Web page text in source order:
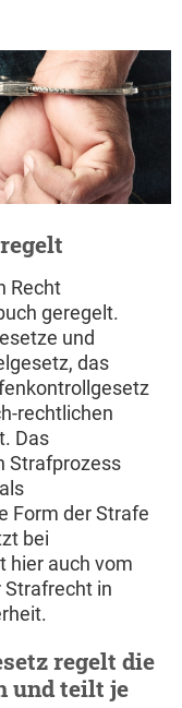
Recht
geregelt.
und
das
rechtlichen
Das
Strafprozess
Form der Strafe
bei
hier auch vom
Strafrecht in
regelt die
und teilt je